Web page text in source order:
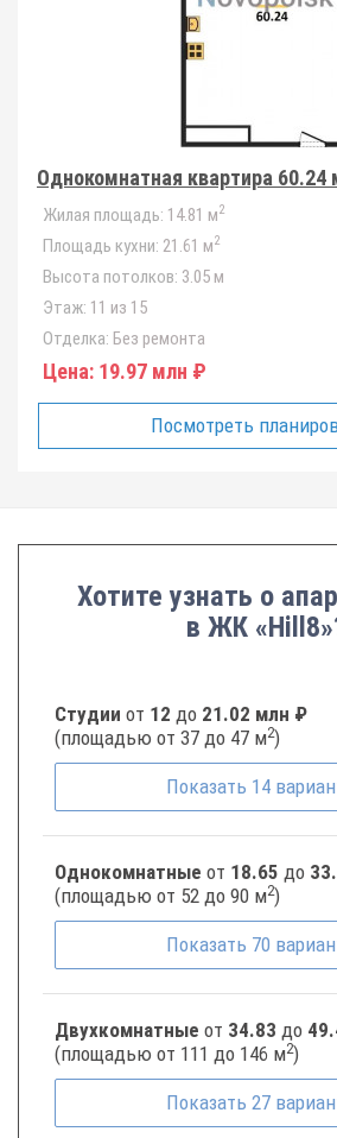
Однокомнатная квартира 60.24
Жилая площадь: 14.81 м2
Площадь кухни: 21.61 м2
Высота потолков: 3.05 м
Этаж: 11 из 15
Отделка: Без ремонта
Цена: 19.97 млн ₽
Посмотреть
Хотите узнать о
в ЖК
Студии от 12 до 21.02 млн ₽
(площадью от 37 до 47 м2)
Показать 14
Однокомнатные от 18.65 до
(площадью от 52 до 90 м2)
Показать 70
Двухкомнатные от 34.83 до
(площадью от 111 до 146 м2)
Показать 27